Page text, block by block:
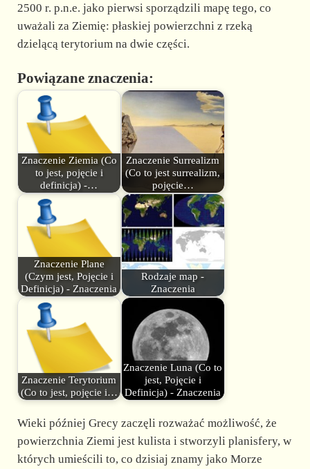
2500 r. p.n.e. jako pierwsi sporządzili mapę tego, co
uważali za Ziemię: płaskiej powierzchni z rzeką
dzielącą terytorium na dwie części.
Powiązane znaczenia:
Znaczenie Ziemia (Co
to jest, pojęcie i
definicja) -…
Znaczenie Surrealizm
(Co to jest surrealizm,
pojęcie…
Znaczenie Plane
(Czym jest, Pojęcie i
Definicja) - Znaczenia
Rodzaje map -
Znaczenia
Znaczenie Terytorium
(Co to jest, pojęcie i…
Znaczenie Luna (Co to
jest, Pojęcie i
Definicja) - Znaczenia
Wieki później Grecy zaczęli rozważać możliwość, że
powierzchnia Ziemi jest kulista i stworzyli planisfery, w
których umieścili to, co dzisiaj znamy jako Morze